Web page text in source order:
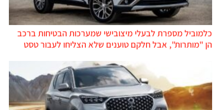
כלמוביל מספרת לבעלי מיצובישי שמערכות הבטיחות ברכב
הן "מותרות", אבל חלקם טוענים שלא הצליחו לעבור טסט